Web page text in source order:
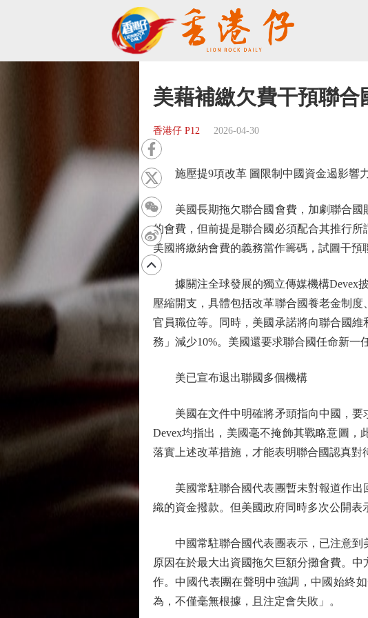
美藉補繳欠費干預聯合
香港仔 P12 2026-04-30
施壓提9項改革 圖限制中國資金遏影響
美國長期拖欠聯合國會費，加劇聯合國財
的會費，但前提是聯合國必須配合其推行
美國將繳納會費的義務當作籌碼，試圖干預
據關注全球發展的獨立傳媒機構Devex披
壓縮開支，具體包括改革聯合國養老金制
官員職位等。同時，美國承諾將向聯合國
務」減少10%。美國還要求聯合國任命新一
美已宣布退出聯國多個機構
美國在文件中明確將矛頭指向中國，要
Devex均指出，美國毫不掩飾其戰略意圖
落實上述改革措施，才能表明聯合國認真對
美國常駐聯合國代表團暫未對報道作出
織的資金撥款。但美國政府同時多次公開表
中國常駐聯合國代表團表示，已注意到
原因在於最大出資國拖欠巨額分攤會費。
作。中國代表團在聲明中強調，中國始終
為，不僅毫無根據，且注定會失敗」。